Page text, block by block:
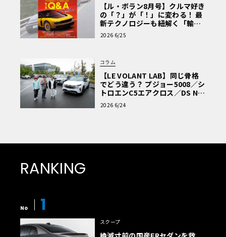
【ル・ボラン8月号】クルマ好き
の「？」が「！」に変わる！ 最
新テクノロジーも紐解く「輸入
車Q&A」
2026 6/25
コラム
【LE VOLANT LAB】同じ骨格
でどう違う？ プジョー5008／シ
トロエンC5エアクロス／DS Nº4
読者一気乗りレポート
2026 6/24
RANKING
No 1
スクープ